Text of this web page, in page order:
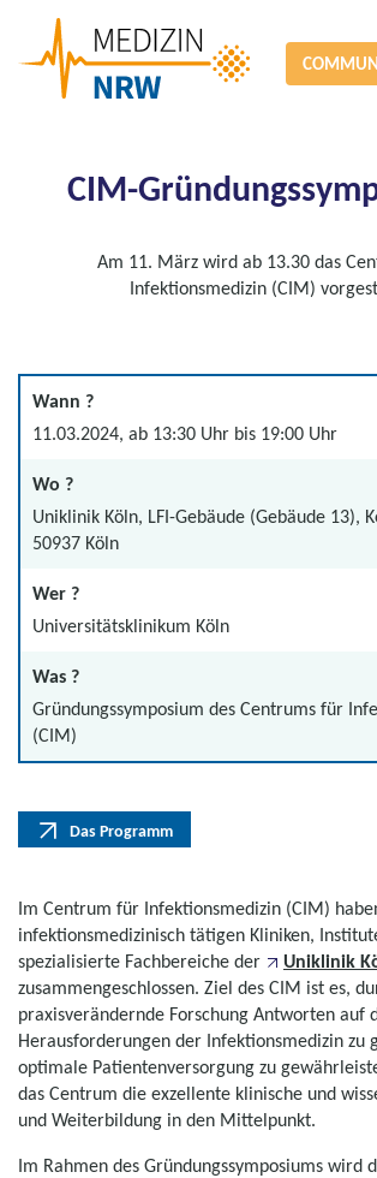
CIM-
Am 11. März wird ab 13.30 das
Infektionsmedizin (CIM)
Wann ?
11.03.2024, ab 13:30 Uhr bis 19:00 Uhr
Wo ?
Uniklinik Köln, LFI-Gebäude (Gebäude 13),
50937 Köln
Wer ?
Universitätsklinikum Köln
Was ?
Gründungssymposium des Centrums für
(CIM)
Das Programm
Im Centrum für Infektionsmedizin (CIM)
infektionsmedizinisch tätigen Kliniken,
spezialisierte Fachbereiche der
Uniklinik
zusammengeschlossen. Ziel des CIM ist es,
praxisverändernde Forschung Antworten auf
Herausforderungen der Infektionsmedizin zu
optimale Patientenversorgung zu
das Centrum die exzellente klinische und
und Weiterbildung in den Mittelpunkt.
Im Rahmen des Gründungssymposiums wird